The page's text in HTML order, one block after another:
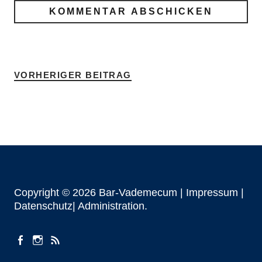
VORHERIGER BEITRAG
Copyright © 2026 Bar-Vademecum | Impressum
Datenschutz| Administration